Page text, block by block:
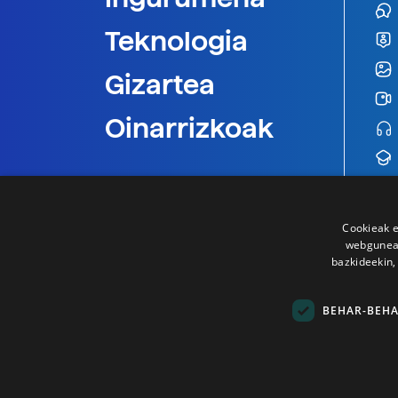
Teknologia
Gizartea
Oinarrizkoak
Cookieak
BEHAR-